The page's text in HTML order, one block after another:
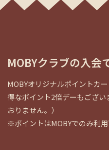
MOBYクラブの入会
MOBYオリジナルポイントカ
得なポイント2倍デーもござ
おりません。）
※ポイントはMOBYでのみ利